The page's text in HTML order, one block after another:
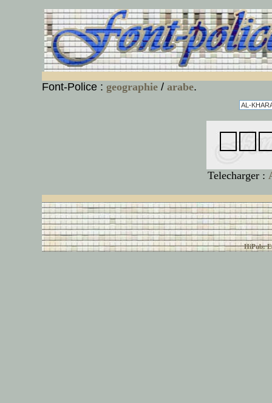
Font-Police : geographie/ arabe.
Telecharger :
HiPub: